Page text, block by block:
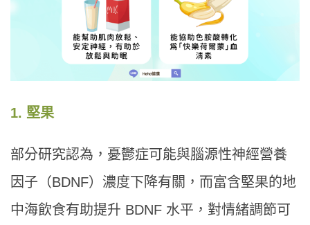
1. 堅果
部分研究認為，憂鬱症可能與腦源性神經營養
因子（BDNF）濃度下降有關，而富含堅果的地
中海飲食有助提升 BDNF 水平，對情緒調節可